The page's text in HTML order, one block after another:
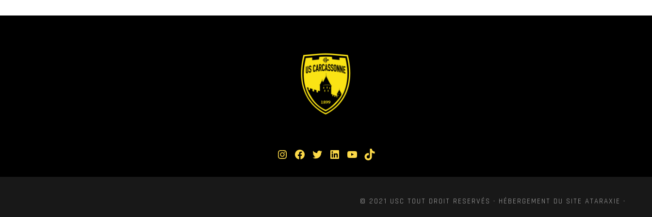
Instagram Facebook Twitter LinkedIn YouTube TikTok
© 2021 USC TOUT DROIT RESERVÉS · HÉBERGEMENT DU SITE ATARAXIE ·